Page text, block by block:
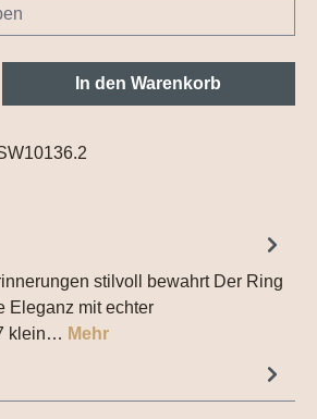
Gib den gewünschten
In den Warenkorb
stilvoll bewahrt Der Ring
Eleganz mit echter
klein… Mehr